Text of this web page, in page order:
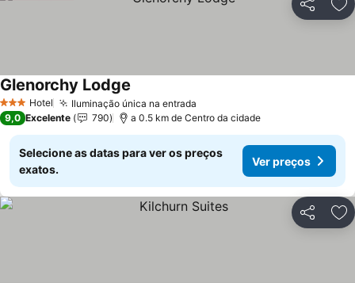
Partilhar
3 EstrelasHotel Iluminação única na entrada
Glenorchy Lodge
9,0 Excelente 790 a 0.5 km de Centro da cidade
Selecione as datas para ver os preços
exatos.
Ver preços
Partilhar